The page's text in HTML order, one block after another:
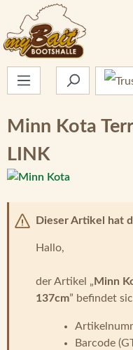
Zum Hauptinhalt springen
Minn Kota
LINK
Dieser Artikel hat
Hallo,
der Artikel „ Minn
137cm” befindet
Barcode